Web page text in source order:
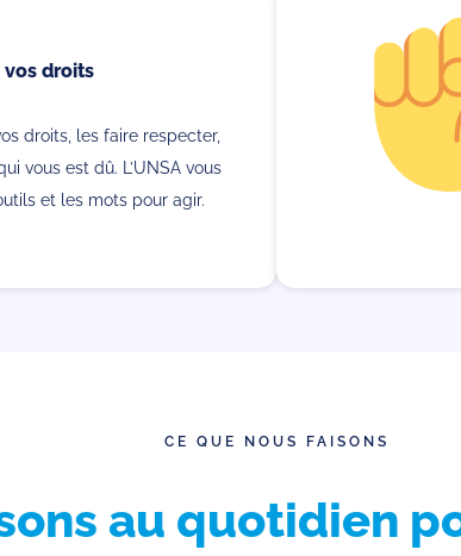
vos droits
droits, les faire respecter,
vous est dû. L’UNSA vous
et les mots pour agir.
CE QUE NOUS FAISONS
au quotidien